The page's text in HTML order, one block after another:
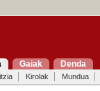
Gaiak Denda
Kirolak Mundua